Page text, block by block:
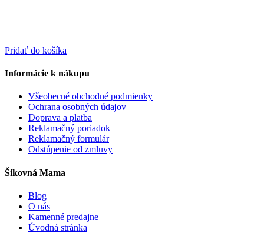
Pridať do košíka
Informácie k nákupu
Všeobecné obchodné podmienky
Ochrana osobných údajov
Doprava a platba
Reklamačný poriadok
Reklamačný formulár
Odstúpenie od zmluvy
Šikovná Mama
Blog
O nás
Kamenné predajne
Úvodná stránka